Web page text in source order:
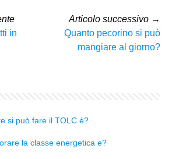
in
Articolo successivo →
Quanto pecorino si può
mangiare al giorno?
si può fare il TOLC è?
la classe energetica e?